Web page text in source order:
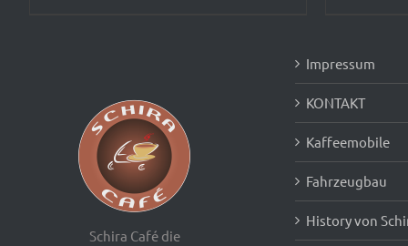
Schira Café die
Impressum
KONTAKT
Kaffeemobile
Fahrzeugbau
History von